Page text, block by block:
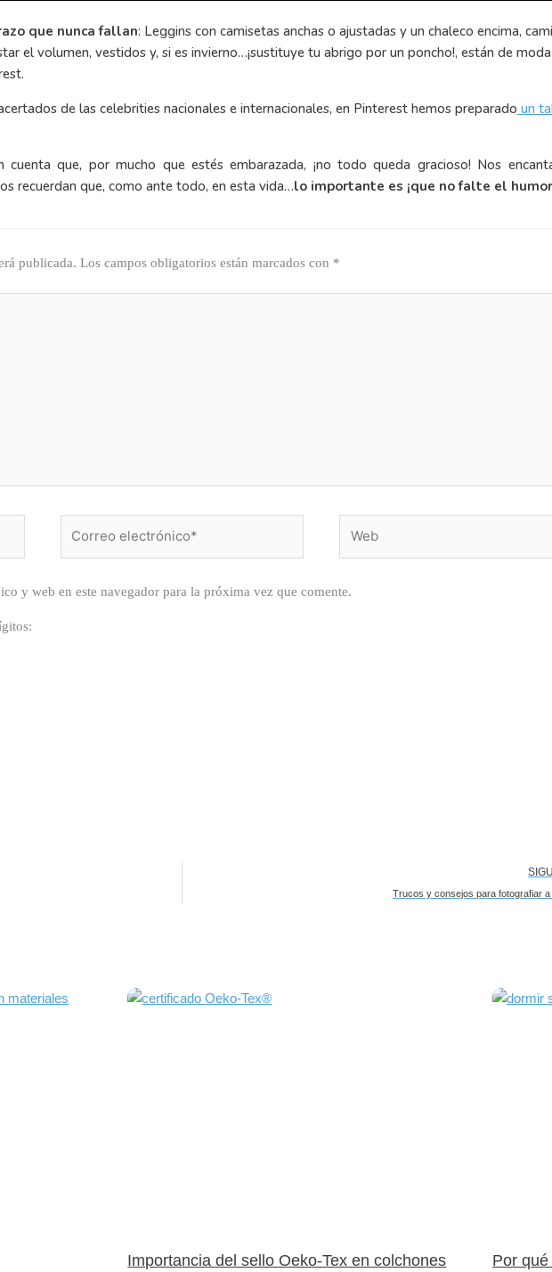
que nunca fallan: Leggins con camisetas anchas o ajustadas y un chaleco encima,
el volumen, vestidos y, si es invierno…¡sustituye tu abrigo por un poncho!, están de
de las celebrities nacionales e internacionales, en Pinterest hemos preparado un
que, por mucho que estés embarazada, ¡no todo queda gracioso! Nos
recuerdan que, como ante todo, en esta vida…lo importante es ¡que no falte el
publicada. Los campos obligatorios están marcados con *
y web en este navegador para la próxima vez que comente.
Trucos y consejos para fotografiar a
Importancia del sello Oeko-Tex en colchones
Por